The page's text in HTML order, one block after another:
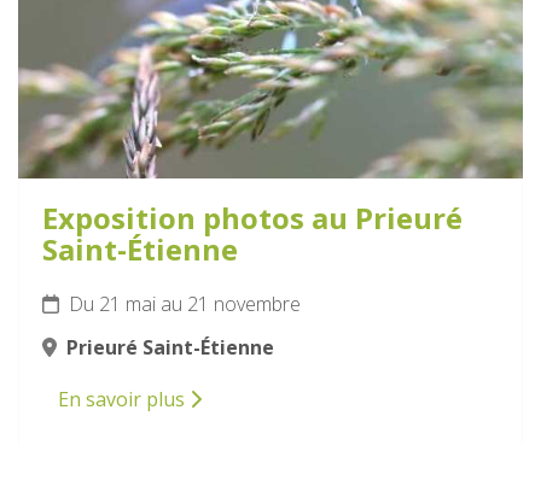
Exposition photos au Prieuré
Saint-Étienne
Du 21 mai au 21 novembre
Prieuré Saint-Étienne
En savoir plus